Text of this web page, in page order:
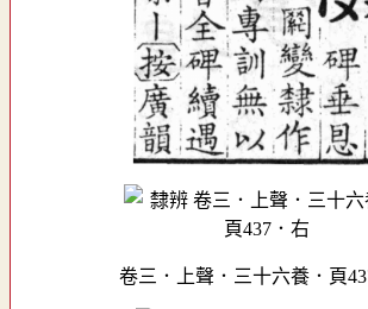
卷三．上聲．三十六養．頁